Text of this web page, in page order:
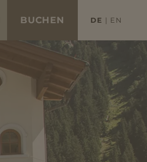
BUCHEN DE EN